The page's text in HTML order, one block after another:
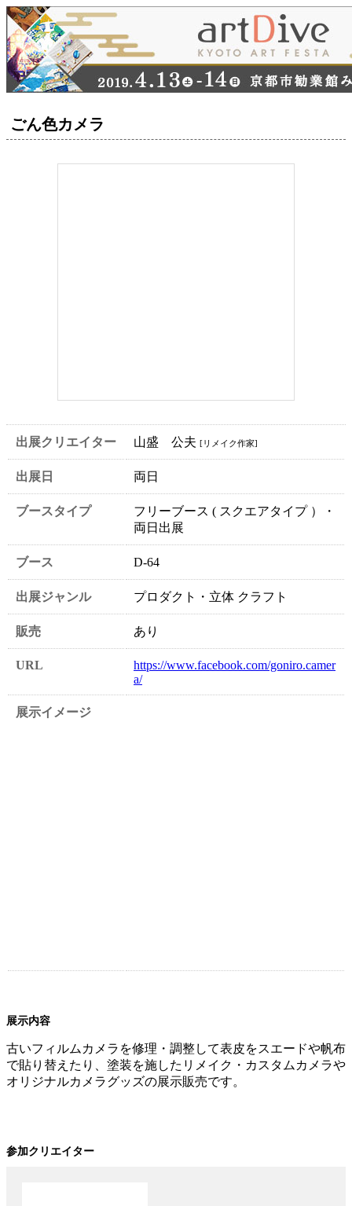
ごん色カメラ
出展クリエイター 山盛 公夫 [リメイク作家]
出展日 両日
ブースタイプ
フリーブース ( スクエアタイプ ）・
両日出展
ブース D-64
出展ジャンル プロダクト・立体 クラフト
販売 あり
URL
https://www.facebook.com/goniro.camer
a/
展示イメージ
展示内容
古いフィルムカメラを修理・調整して表皮をスエードや帆布
で貼り替えたり、塗装を施したリメイク・カスタムカメラや
オリジナルカメラグッズの展示販売です。
参加クリエイター